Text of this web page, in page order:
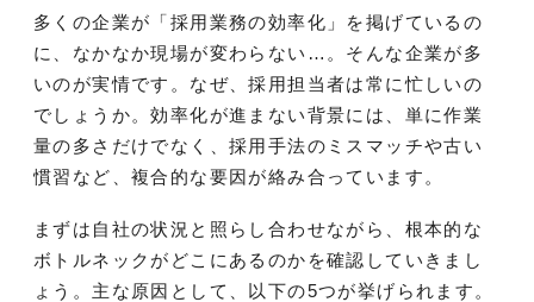
多くの企業が「採用業務の効率化」を掲げているの
に、なかなか現場が変わらない…。そんな企業が多
いのが実情です。なぜ、採用担当者は常に忙しいの
でしょうか。効率化が進まない背景には、単に作業
量の多さだけでなく、採用手法のミスマッチや古い
慣習など、複合的な要因が絡み合っています。
まずは自社の状況と照らし合わせながら、根本的な
ボトルネックがどこにあるのかを確認していきまし
ょう。主な原因として、以下の5つが挙げられます。